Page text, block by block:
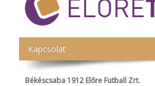
Kapcsolat
Békéscsaba 1912 Előre Futball Zrt.